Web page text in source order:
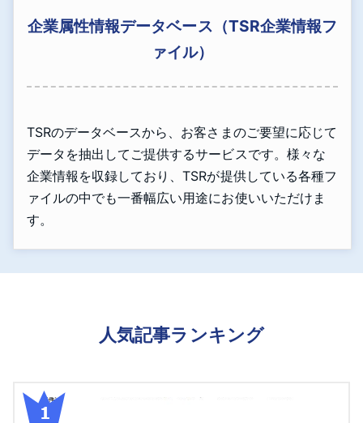
企業属性情報データベース（TSR企業情報フ
ァイル）
TSRのデータベースから、お客さまのご要望に応じて
データを抽出してご提供するサービスです。様々な
企業情報を収録しており、TSRが提供している各種フ
ァイルの中でも一番幅広い用途にお使いいただけま
す。
人気記事ランキング